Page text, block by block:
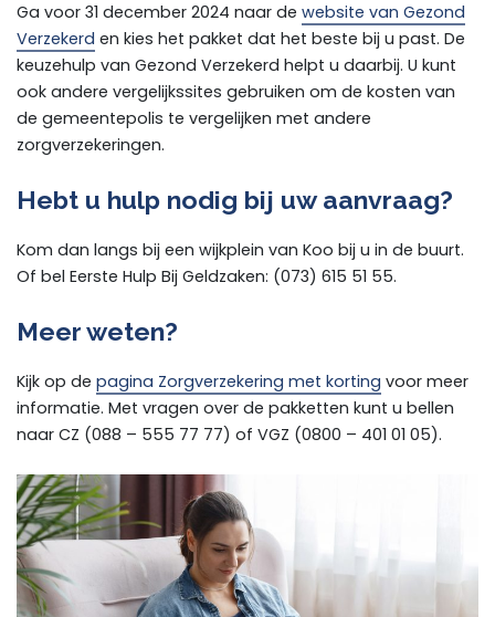
Ga voor 31 december 2024 naar de website van Gezond
Verzekerd en kies het pakket dat het beste bij u past. De
keuzehulp van Gezond Verzekerd helpt u daarbij. U kunt
ook andere vergelijkssites gebruiken om de kosten van
de gemeentepolis te vergelijken met andere
zorgverzekeringen.
Hebt u hulp nodig bij uw aanvraag?
Kom dan langs bij een wijkplein van Koo bij u in de buurt.
Of bel Eerste Hulp Bij Geldzaken: (073) 615 51 55.
Meer weten?
Kijk op de pagina Zorgverzekering met korting voor meer
informatie. Met vragen over de pakketten kunt u bellen
naar CZ (088 – 555 77 77) of VGZ (0800 – 401 01 05).